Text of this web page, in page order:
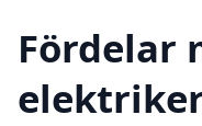
Fördelar